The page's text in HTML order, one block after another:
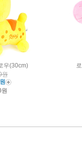
우(30cm)
원